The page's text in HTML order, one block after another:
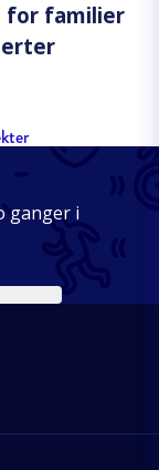
for familier
ganger i